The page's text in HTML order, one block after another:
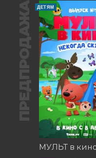
ПРЕДПРОДАЖА ДЕТЯМ